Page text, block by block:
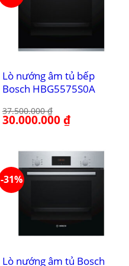
Lò nướng âm tủ bếp
Bosch HBG5575S0A
37.500.000₫
Giá
gốc
30.000.000₫Giá
hiện
30.000.000 ₫.
-31%
Lò nướng âm tủ Bosch